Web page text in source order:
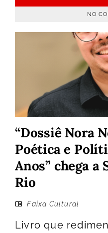
NO
“Dossiê Nora
Poética e
Anos” chega a
Rio
Faixa Cultural
Livro que